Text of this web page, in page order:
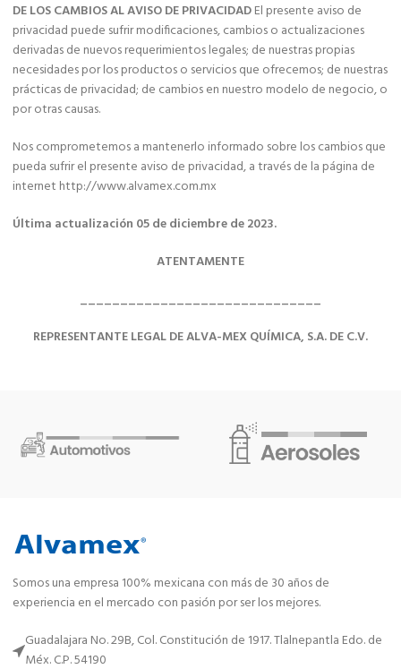
DE LOS CAMBIOS AL AVISO DE PRIVACIDADEl presente aviso de
privacidad puede sufrir modificaciones, cambios o actualizaciones
derivadas de nuevos requerimientos legales; de nuestras propias
necesidades por los productos o servicios que ofrecemos; de nuestras
prácticas de privacidad; de cambios en nuestro modelo de negocio, o
por otras causas.
Nos comprometemos a mantenerlo informado sobre los cambios que
pueda sufrir el presente aviso de privacidad, a través de la página de
internet http://www.alvamex.com.mx
Última actualización 05 de diciembre de 2023.
ATENTAMENTE
______________________________
REPRESENTANTE LEGAL DE ALVA-MEX QUÍMICA, S.A. DE C.V.
Somos una empresa 100% mexicana con más de 30 años de
experiencia en el mercado con pasión por ser los mejores.
Guadalajara No. 29B, Col. Constitución de 1917. Tlalnepantla Edo. de
Méx. C.P. 54190